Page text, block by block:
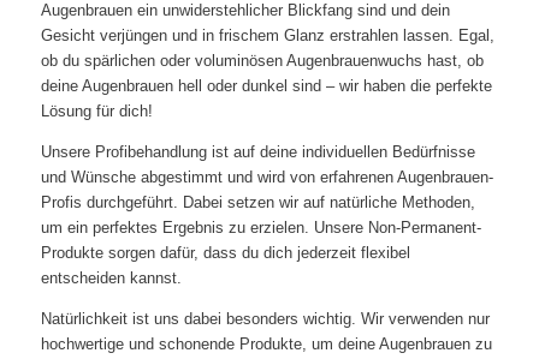
Augenbrauen ein unwiderstehlicher Blickfang sind und dein
Gesicht verjüngen und in frischem Glanz erstrahlen lassen. Egal,
ob du spärlichen oder voluminösen Augenbrauenwuchs hast, ob
deine Augenbrauen hell oder dunkel sind – wir haben die perfekte
Lösung für dich!
Unsere Profibehandlung ist auf deine individuellen Bedürfnisse
und Wünsche abgestimmt und wird von erfahrenen Augenbrauen-
Profis durchgeführt. Dabei setzen wir auf natürliche Methoden,
um ein perfektes Ergebnis zu erzielen. Unsere Non-Permanent-
Produkte sorgen dafür, dass du dich jederzeit flexibel
entscheiden kannst.
Natürlichkeit ist uns dabei besonders wichtig. Wir verwenden nur
hochwertige und schonende Produkte, um deine Augenbrauen zu